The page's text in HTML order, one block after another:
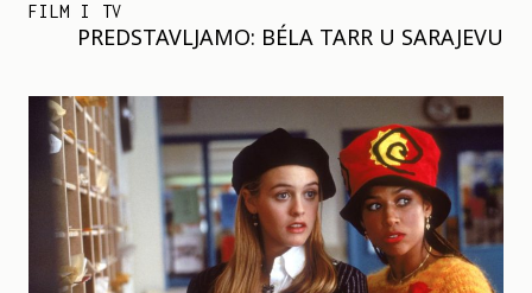
FILM I TV
PREDSTAVLJAMO: BÉLA TARR U SARAJEVU